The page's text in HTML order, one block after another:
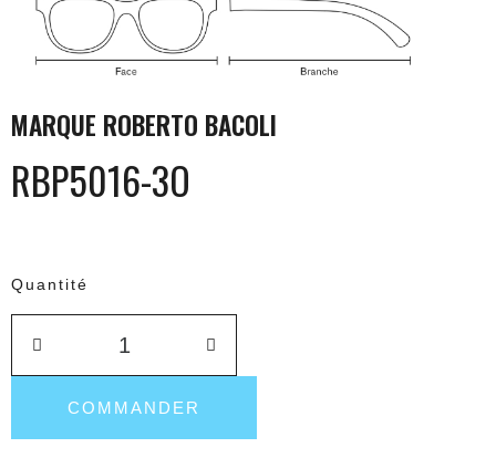
MARQUE ROBERTO BACOLI
RBP5016-3O
Quantité
COMMANDER